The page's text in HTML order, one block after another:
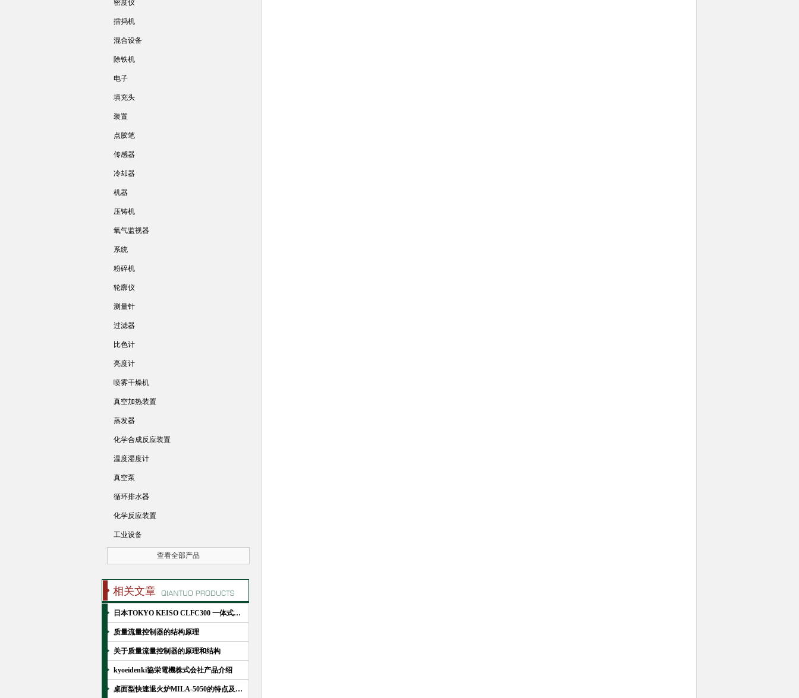
密度仪
擂捣机
混合设备
除铁机
电子
填充头
装置
点胶笔
传感器
冷却器
机器
压铸机
氧气监视器
系统
粉碎机
轮廓仪
测量针
过滤器
比色计
亮度计
喷雾干燥机
真空加热装置
蒸发器
化学合成反应装置
温度湿度计
真空泵
循环排水器
化学反应装置
工业设备
查看全部产品
相关文章
日本TOKYO KEISO CLFC300 一体式超声波流量控制器 简介
质量流量控制器的结构原理
关于质量流量控制器的原理和结构
kyoeidenki協栄電機株式会社产品介绍
桌面型快速退火炉MILA-5050的特点及使用指南